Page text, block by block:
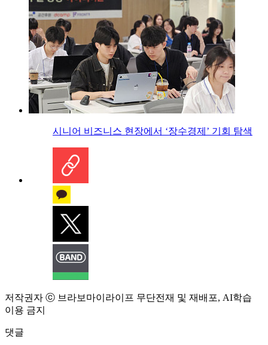
시니어 비즈니스 현장에서 ‘장수경제’ 기회 탐색
저작권자 ⓒ 브라보마이라이프 무단전재 및 재배포, AI학습
이용 금지
댓글